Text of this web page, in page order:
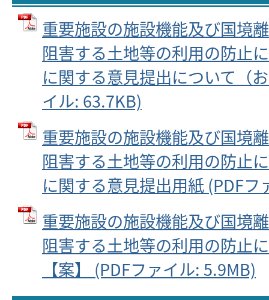
重要施設の施設機能及び国境
阻害する土地等の利用の防止
に関する意見提出について（
イル: 63.7KB)
重要施設の施設機能及び国境
阻害する土地等の利用の防止
に関する意見提出用紙 (PDFフ
重要施設の施設機能及び国境
阻害する土地等の利用の防止
【案】 (PDFファイル: 5.9MB)